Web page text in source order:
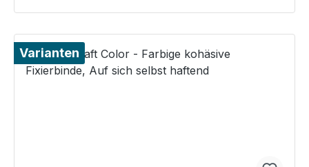
Varianten